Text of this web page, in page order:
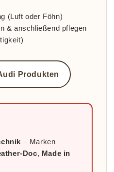
(Luft oder Föhn)
& anschließend pflegen
Produkten
– Marken
Doc, Made in